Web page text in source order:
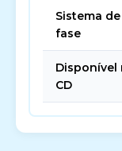
Sistema de
fase
Disponível
CD